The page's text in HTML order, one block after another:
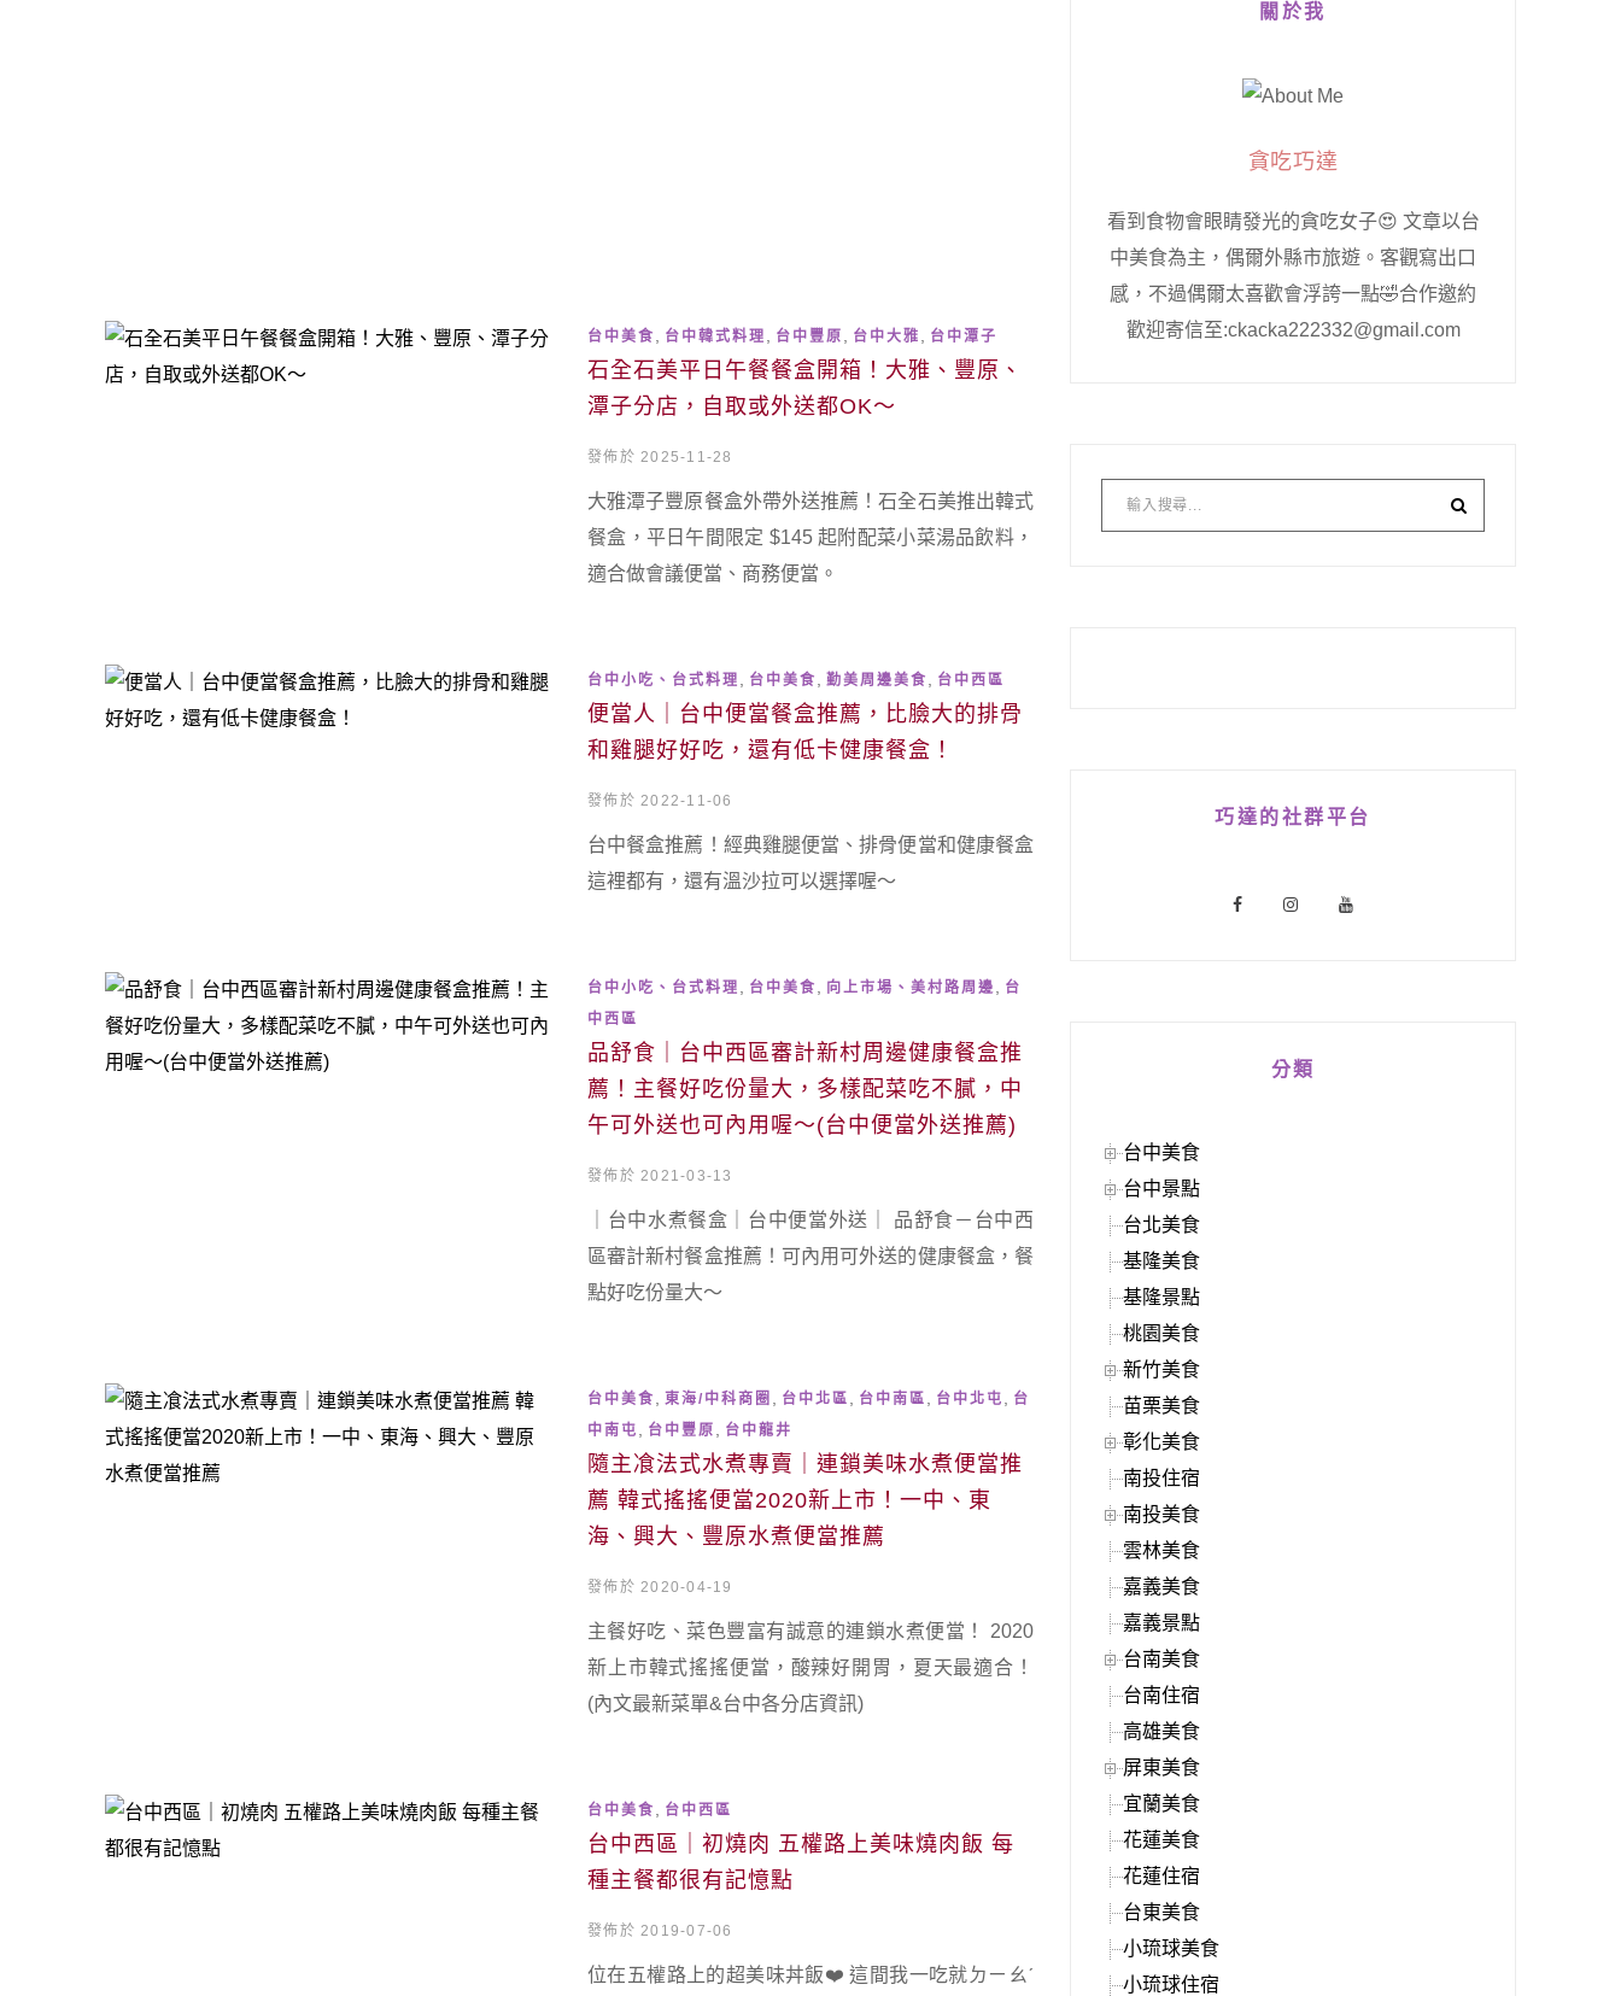
台中美食 台中韓式料理 台中豐原 台中大雅 台中潭子
石全石美平日午餐餐盒開箱！大雅、豐原、
潭子分店，自取或外送都OK～
發佈於 2025-11-28
大雅潭子豐原餐盒外帶外送推薦！石全石美推出韓式
餐盒，平日午間限定 $145 起附配菜小菜湯品飲料，
適合做會議便當、商務便當。
台中小吃、台式料理 台中美食 勤美周邊美食 台中西區
便當人｜台中便當餐盒推薦，比臉大的排骨
和雞腿好好吃，還有低卡健康餐盒！
發佈於 2022-11-06
台中餐盒推薦！經典雞腿便當、排骨便當和健康餐盒
這裡都有，還有溫沙拉可以選擇喔～
台中小吃、台式料理 台中美食 向上市場、美村路周邊
台
中西區
品舒食｜台中西區審計新村周邊健康餐盒推
薦！主餐好吃份量大，多樣配菜吃不膩，中
午可外送也可內用喔～(台中便當外送推薦)
發佈於 2021-03-13
｜台中水煮餐盒｜台中便當外送｜ 品舒食－台中西
區審計新村餐盒推薦！可內用可外送的健康餐盒，餐
點好吃份量大～
台中美食 東海/中科商圈 台中北區 台中南區 台中北屯
台
中南屯
台中豐原 台中龍井
隨主飡法式水煮專賣｜連鎖美味水煮便當推
薦 韓式搖搖便當2020新上市！一中、東
海、興大、豐原水煮便當推薦
發佈於 2020-04-19
主餐好吃、菜色豐富有誠意的連鎖水煮便當！ 2020
新上市韓式搖搖便當，酸辣好開胃，夏天最適合！
(內文最新菜單&台中各分店資訊)
台中美食 台中西區
台中西區｜初燒肉 五權路上美味燒肉飯 每
種主餐都很有記憶點
發佈於 2019-07-06
位在五權路上的超美味丼飯❤️ 這間我一吃就ㄉㄧㄠˊ
關於我
貪吃巧達
看到食物會眼睛發光的貪吃女子😍 文章以台
中美食為主，偶爾外縣市旅遊。客觀寫出口
感，不過偶爾太喜歡會浮誇一點🤣合作邀約
歡迎寄信至:ckacka222332@gmail.com
巧達的社群平台
分類
台中美食
台中景點
台北美食
基隆美食
基隆景點
桃園美食
新竹美食
苗栗美食
彰化美食
南投住宿
南投美食
雲林美食
嘉義美食
嘉義景點
台南美食
台南住宿
高雄美食
屏東美食
宜蘭美食
花蓮美食
花蓮住宿
台東美食
小琉球美食
小琉球住宿